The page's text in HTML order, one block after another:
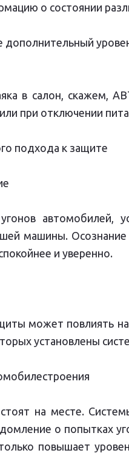
о состоянии
дополнительный
в салон, скажем,
при отключении
подхода к защите
автомобилей,
машины.
и уверенно.
может повлиять
установлены
на месте.
о попытках
повышает